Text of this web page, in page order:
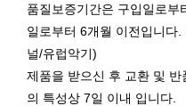
품질보증기간은 구입일로부
일로부터 6개월 이전입니다
널/유럽악기)
제품을 받으신 후 교환 및
의 특성상 7일 이내 입니다.